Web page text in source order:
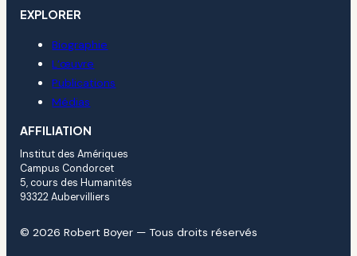
EXPLORER
Biographie
L’œuvre
Publications
Médias
AFFILIATION
Institut des Amériques
Campus Condorcet
5, cours des Humanités
93322 Aubervilliers
© 2026 Robert Boyer — Tous droits réservés